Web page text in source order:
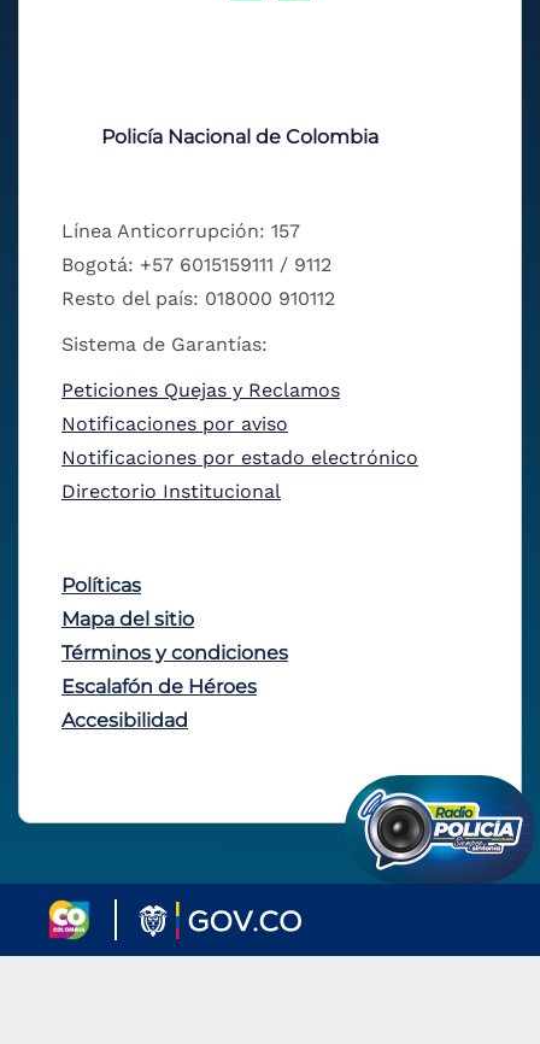
Policía Nacional de Colombia
Línea Anticorrupción: 157
Bogotá: +57 6015159111 / 9112
Resto del país: 018000 910112
Sistema de Garantías:
Peticiones Quejas y Reclamos
Notificaciones por aviso
Notificaciones por estado electrónico
Directorio Institucional
Políticas
Mapa del sitio
Términos y condiciones
Escalafón de Héroes
Accesibilidad